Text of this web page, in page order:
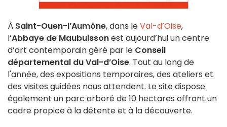
À Saint-Ouen-l’Aumône, dans leVal-d’Oise,
l’Abbaye de Maubuissonest aujourd’hui un centre
d’art contemporain géré par le Conseil
départemental du Val-d’Oise. Tout au long de
l'année, des expositions temporaires, des ateliers et
des visites guidées nous attendent. Le site dispose
également un parc arboré de 10 hectares offrant un
cadre propice à la détente et à la découverte.